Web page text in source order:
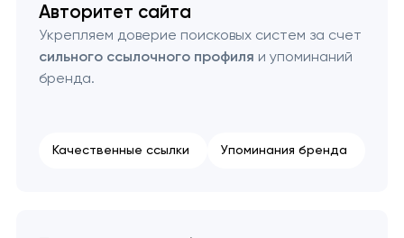
Авторитет сайта
Укрепляем доверие поисковых систем за счет
сильного ссылочного профиля и упоминаний
бренда.
Качественные ссылки Упоминания бренда